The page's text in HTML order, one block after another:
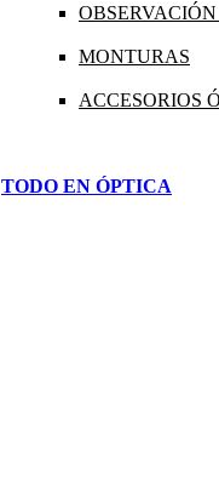
MONTURAS
ACCESORIOS
TODO EN ÓPTICA